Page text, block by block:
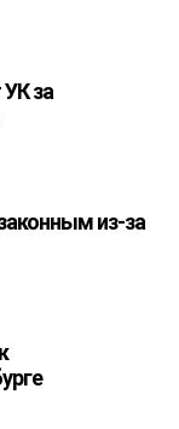
за
из-за